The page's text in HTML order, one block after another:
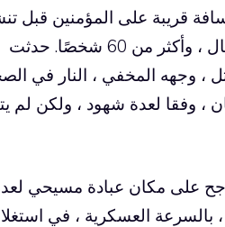
قريبة على المؤمنين قبل
حزامه المتفجر. قُتل ما لا يقل عن 22 شخصًا ، بمن فيهم الأطفال ، وأكثر من 60 شخصًا. حدثت
للصلاة. فتح القاتل ، وجهه المخفي ، النار في
، وفقا لعدة شهود ، ولكن لم
على مكان عبادة مسيحي
بالسرعة العسكرية ، في